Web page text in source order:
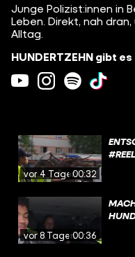
Junge Polizist:innen in
Leben. Direkt, nah
Alltag.
HUNDERTZEHN gibt
vor 4 Tagen00:32
vor 8 Tagen00:36